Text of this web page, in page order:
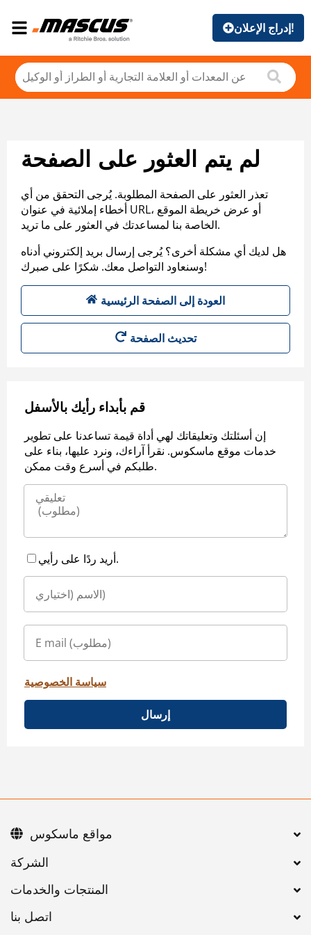
إدراج الإعلان!
لم يتم العثور على الصفحة
تعذر العثور على الصفحة المطلوبة. يُرجى التحقق من أي
أخطاء إملائية في عنوان URL، أو عرض خريطة الموقع
الخاصة بنا لمساعدتك في العثور على ما تريد.
هل لديك أي مشكلة أخرى؟ يُرجى إرسال بريد إلكتروني أدناه
وسنعاود التواصل معك. شكرًا على صبرك!
العودة إلى الصفحة الرئيسية
تحديث الصفحة
قم بأبداء رأيك بالأسفل
إن أسئلتك وتعليقاتك لهي أداة قيمة تساعدنا على تطوير
خدمات موقع ماسكوس. نقرأ آراءك، ونرد عليها، بناء على
طلبكم في أسرع وقت ممكن.
أريد ردًا على رأيي.
سياسة الخصوصية
إرسال
اتصل بنا
مواقع ماسكوس